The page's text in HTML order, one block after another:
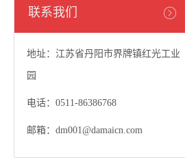
联系我们
地址：江苏省丹阳市界牌镇红光工业
园
电话：0511-86386768
邮箱：dm001@damaicn.com